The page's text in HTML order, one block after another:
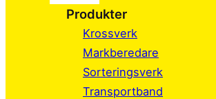
a
i
n
k
e
d
n
s
t
a
g
Produkter
Krossverk
Markberedare
Sorteringsverk
Transportband